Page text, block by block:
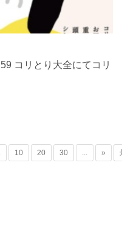
コリとり大全にてコリ
10 20 30 »